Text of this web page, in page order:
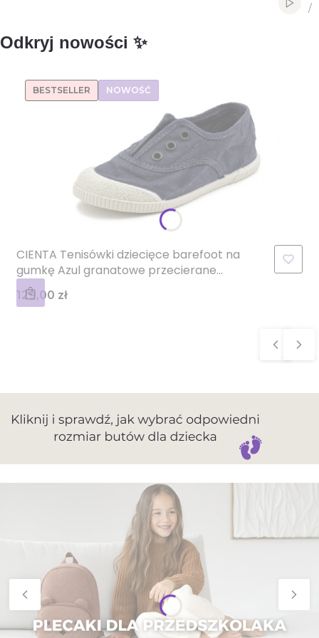
/
z
Odkryj nowości ✨
BESTSELLER NOWOŚĆ
CIENTA Tenisówki dziecięce barefoot na
gumkę Azul granatowe przecierane
450777-84
Cena
129,00 zł